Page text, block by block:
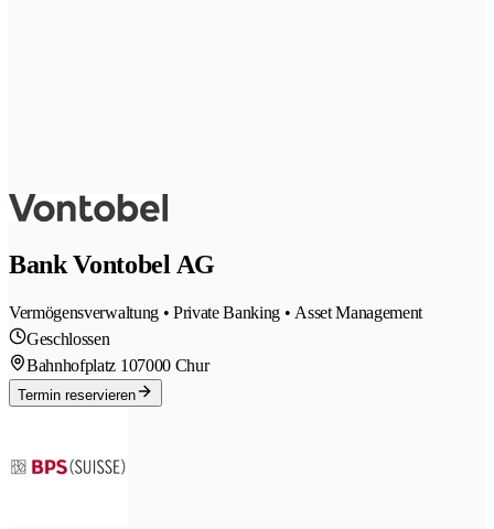
Bank Vontobel AG
Vermögensverwaltung • Private Banking • Asset Management
Geschlossen
Bahnhofplatz 107000 Chur
Termin reservieren